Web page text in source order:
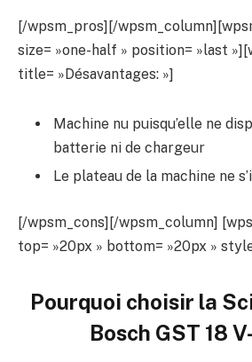
[/wpsm_pros][/
size= »one-half » position= »last
title= »Désavantages: »]
Machine nu puisqu’elle ne
batterie ni de chargeur
Le plateau de la machine ne
[/wpsm_cons][/wpsm_column]
top= »20px » bottom= »20px »
Pourquoi choisir la
Bosch GST 18